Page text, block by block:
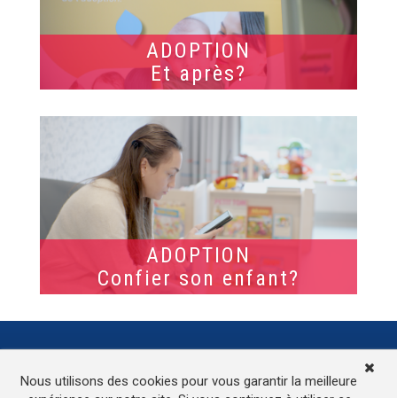
ADOPTION
Et après?
ADOPTION
Confier son enfant?
L’accessibilité de ce site
Nous utilisons des cookies pour vous garantir la meilleure